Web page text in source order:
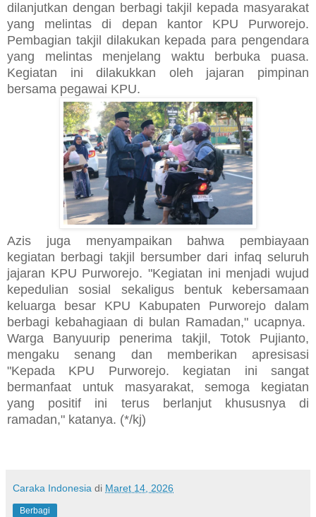
dilanjutkan dengan berbagi takjil kepada masyarakat
yang melintas di depan kantor KPU Purworejo.
Pembagian takjil dilakukan kepada para pengendara
yang melintas menjelang waktu berbuka puasa.
Kegiatan ini dilakukkan oleh jajaran pimpinan
bersama pegawai KPU.
Azis juga menyampaikan bahwa pembiayaan
kegiatan berbagi takjil bersumber dari infaq seluruh
jajaran KPU Purworejo. "Kegiatan ini menjadi wujud
kepedulian sosial sekaligus bentuk kebersamaan
keluarga besar KPU Kabupaten Purworejo dalam
berbagi kebahagiaan di bulan Ramadan," ucapnya.
Warga Banyuurip penerima takjil, Totok Pujianto,
mengaku senang dan memberikan apresisasi
"Kepada KPU Purworejo. kegiatan ini sangat
bermanfaat untuk masyarakat, semoga kegiatan
yang positif ini terus berlanjut khususnya di
ramadan," katanya. (*/kj)
Caraka Indonesia di Maret 14, 2026
Berbagi